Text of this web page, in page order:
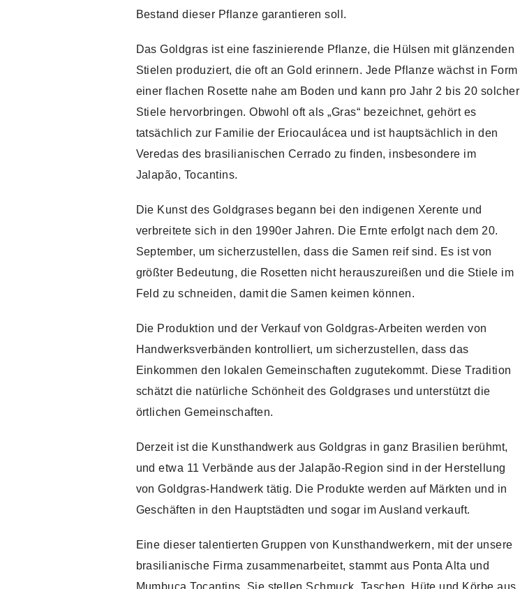
Bestand dieser Pflanze garantieren soll.
Das Goldgras ist eine faszinierende Pflanze, die Hülsen mit glänzenden
Stielen produziert, die oft an Gold erinnern. Jede Pflanze wächst in Form
einer flachen Rosette nahe am Boden und kann pro Jahr 2 bis 20 solcher
Stiele hervorbringen. Obwohl oft als „Gras“ bezeichnet, gehört es
tatsächlich zur Familie der Eriocaulácea und ist hauptsächlich in den
Veredas des brasilianischen Cerrado zu finden, insbesondere im
Jalapão, Tocantins.
Die Kunst des Goldgrases begann bei den indigenen Xerente und
verbreitete sich in den 1990er Jahren. Die Ernte erfolgt nach dem 20.
September, um sicherzustellen, dass die Samen reif sind. Es ist von
größter Bedeutung, die Rosetten nicht herauszureißen und die Stiele im
Feld zu schneiden, damit die Samen keimen können.
Die Produktion und der Verkauf von Goldgras-Arbeiten werden von
Handwerksverbänden kontrolliert, um sicherzustellen, dass das
Einkommen den lokalen Gemeinschaften zugutekommt. Diese Tradition
schätzt die natürliche Schönheit des Goldgrases und unterstützt die
örtlichen Gemeinschaften.
Derzeit ist die Kunsthandwerk aus Goldgras in ganz Brasilien berühmt,
und etwa 11 Verbände aus der Jalapão-Region sind in der Herstellung
von Goldgras-Handwerk tätig. Die Produkte werden auf Märkten und in
Geschäften in den Hauptstädten und sogar im Ausland verkauft.
Eine dieser talentierten Gruppen von Kunsthandwerkern, mit der unsere
brasilianische Firma zusammenarbeitet, stammt aus Ponta Alta und
Mumbuca Tocantins. Sie stellen Schmuck, Taschen, Hüte und Körbe aus